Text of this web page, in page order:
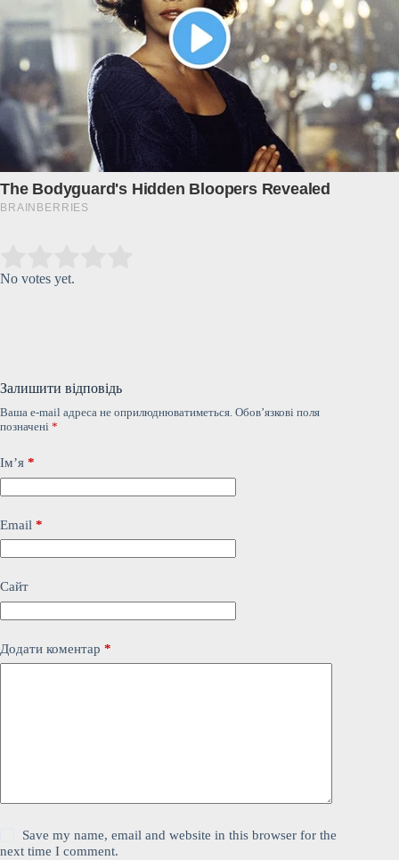
No votes yet.
Залишити відповідь
Ваша e-mail адреса не оприлюднюватиметься. Обов’язкові поля
позначені *
Ім’я *
Email *
Сайт
Додати коментар *
Save my name, email and website in this browser for the
next time I comment.